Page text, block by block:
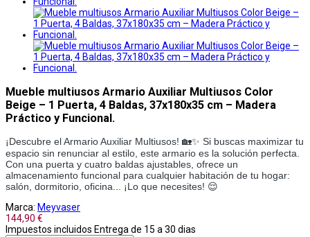
Mueble multiusos Armario Auxiliar Multiusos Color
Beige – 1 Puerta, 4 Baldas, 37x180x35 cm – Madera
Práctico y Funcional.
¡Descubre el Armario Auxiliar Multiusos! 🏡✨ Si buscas maximizar tu
espacio sin renunciar al estilo, este armario es la solución perfecta.
Con una puerta y cuatro baldas ajustables, ofrece un
almacenamiento funcional para cualquier habitación de tu hogar:
salón, dormitorio, oficina... ¡Lo que necesites! 😌
Marca: Meyvaser
144,90 €
Impuestos incluidos Entrega de 15 a 30 dias